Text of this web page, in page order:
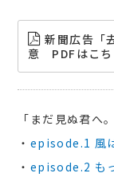
新聞広告
意 PDFはこち
「まだ見ぬ君へ。
・ episode.1 風
・ episode.2 も